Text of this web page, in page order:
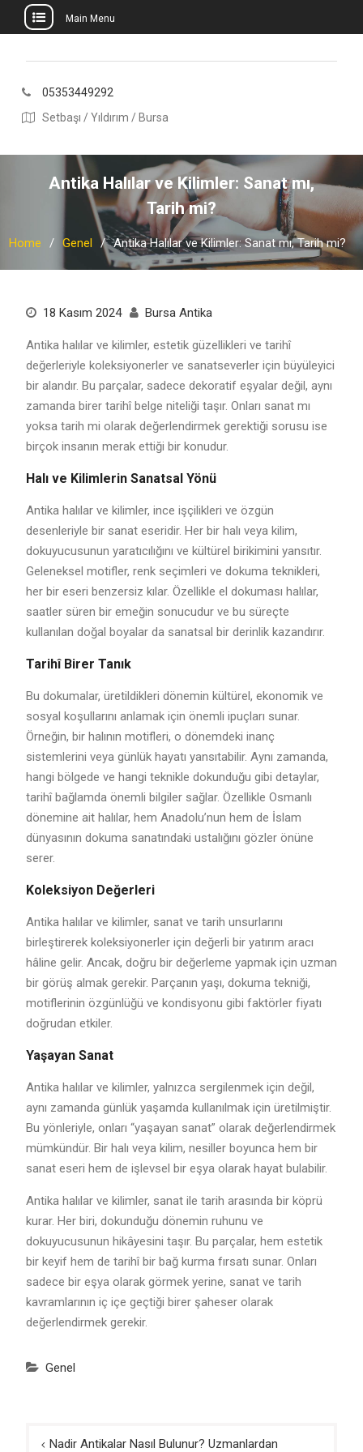
content
Main Menu
05353449292
Setbaşı / Yıldırım / Bursa
Antika Halılar ve Kilimler: Sanat mı,
Tarih mi?
Home Genel Antika Halılar ve Kilimler: Sanat mı, Tarih mi?
18 Kasım 2024 Bursa Antika
Antika halılar ve kilimler, estetik güzellikleri ve tarihî
değerleriyle koleksiyonerler ve sanatseverler için büyüleyici
bir alandır. Bu parçalar, sadece dekoratif eşyalar değil, aynı
zamanda birer tarihî belge niteliği taşır. Onları sanat mı
yoksa tarih mi olarak değerlendirmek gerektiği sorusu ise
birçok insanın merak ettiği bir konudur.
Halı ve Kilimlerin Sanatsal Yönü
Antika halılar ve kilimler, ince işçilikleri ve özgün
desenleriyle bir sanat eseridir. Her bir halı veya kilim,
dokuyucusunun yaratıcılığını ve kültürel birikimini yansıtır.
Geleneksel motifler, renk seçimleri ve dokuma teknikleri,
her bir eseri benzersiz kılar. Özellikle el dokuması halılar,
saatler süren bir emeğin sonucudur ve bu süreçte
kullanılan doğal boyalar da sanatsal bir derinlik kazandırır.
Tarihî Birer Tanık
Bu dokumalar, üretildikleri dönemin kültürel, ekonomik ve
sosyal koşullarını anlamak için önemli ipuçları sunar.
Örneğin, bir halının motifleri, o dönemdeki inanç
sistemlerini veya günlük hayatı yansıtabilir. Aynı zamanda,
hangi bölgede ve hangi teknikle dokunduğu gibi detaylar,
tarihî bağlamda önemli bilgiler sağlar. Özellikle Osmanlı
dönemine ait halılar, hem Anadolu’nun hem de İslam
dünyasının dokuma sanatındaki ustalığını gözler önüne
serer.
Koleksiyon Değerleri
Antika halılar ve kilimler, sanat ve tarih unsurlarını
birleştirerek koleksiyonerler için değerli bir yatırım aracı
hâline gelir. Ancak, doğru bir değerleme yapmak için uzman
bir görüş almak gerekir. Parçanın yaşı, dokuma tekniği,
motiflerinin özgünlüğü ve kondisyonu gibi faktörler fiyatı
doğrudan etkiler.
Yaşayan Sanat
Antika halılar ve kilimler, yalnızca sergilenmek için değil,
aynı zamanda günlük yaşamda kullanılmak için üretilmiştir.
Bu yönleriyle, onları “yaşayan sanat” olarak değerlendirmek
mümkündür. Bir halı veya kilim, nesiller boyunca hem bir
sanat eseri hem de işlevsel bir eşya olarak hayat bulabilir.
Antika halılar ve kilimler, sanat ile tarih arasında bir köprü
kurar. Her biri, dokunduğu dönemin ruhunu ve
dokuyucusunun hikâyesini taşır. Bu parçalar, hem estetik
bir keyif hem de tarihî bir bağ kurma fırsatı sunar. Onları
sadece bir eşya olarak görmek yerine, sanat ve tarih
kavramlarının iç içe geçtiği birer şaheser olarak
değerlendirmek gerekir.
Genel
YazıNadir Antikalar Nasıl Bulunur? Uzmanlardan